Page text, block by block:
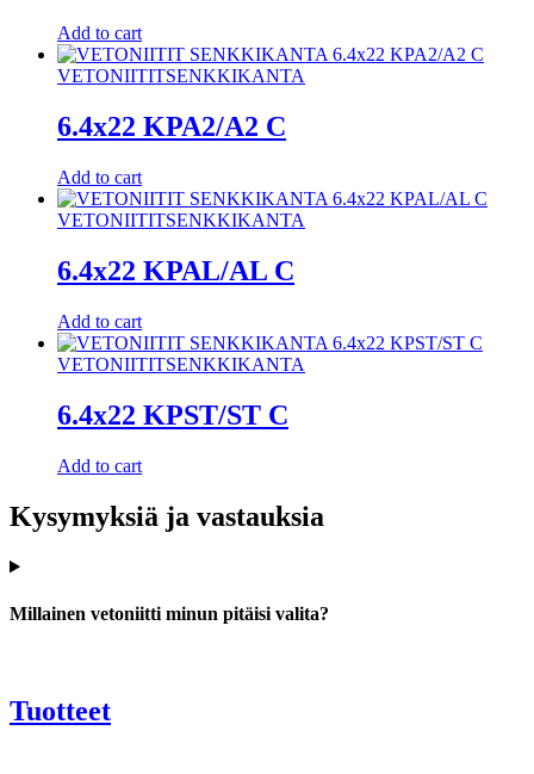
Add to cart
VETONIITITSENKKIKANTA
6.4x22 KPA2/A2 C
Add to cart
VETONIITITSENKKIKANTA
6.4x22 KPAL/AL C
Add to cart
VETONIITITSENKKIKANTA
6.4x22 KPST/ST C
Add to cart
Kysymyksiä ja vastauksia
Millainen vetoniitti minun pitäisi valita?
Tuotteet